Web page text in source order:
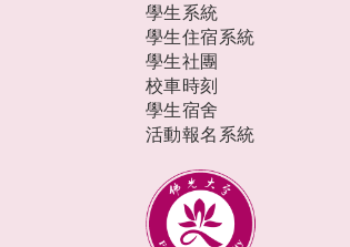
學生系統
學生住宿系統
學生社團
校車時刻
學生宿舍
活動報名系統